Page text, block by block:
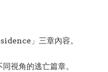
」三章內容。
視角的逃亡篇章。